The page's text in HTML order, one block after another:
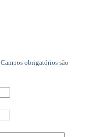
Campos obrigatórios são